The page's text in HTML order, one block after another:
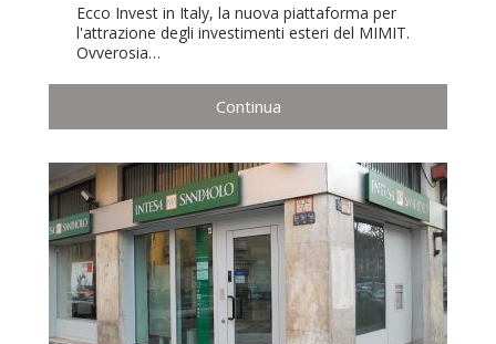
Ecco Invest in Italy, la nuova piattaforma per
l'attrazione degli investimenti esteri del MIMIT.
Ovverosia…
Continua